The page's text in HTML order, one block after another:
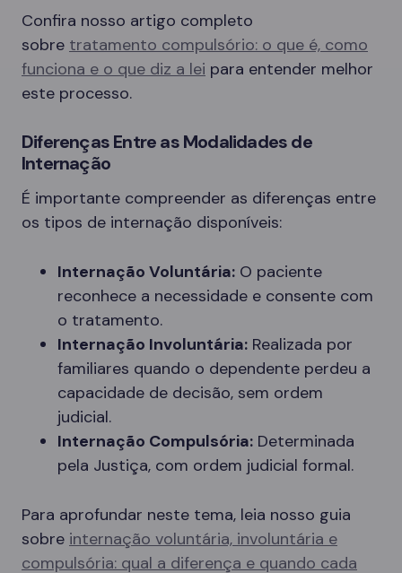
Confira nosso artigo completo
sobre tratamento compulsório: o que é, como
funciona e o que diz a lei para entender melhor
este processo.
Diferenças Entre as Modalidades de
Internação
É importante compreender as diferenças entre
os tipos de internação disponíveis:
Internação Voluntária: O paciente
reconhece a necessidade e consente com
o tratamento.
Internação Involuntária: Realizada por
familiares quando o dependente perdeu a
capacidade de decisão, sem ordem
judicial.
Internação Compulsória: Determinada
pela Justiça, com ordem judicial formal.
Para aprofundar neste tema, leia nosso guia
sobre internação voluntária, involuntária e
compulsória: qual a diferença e quando cada